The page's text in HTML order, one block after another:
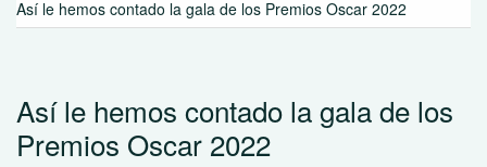
Así le hemos contado la gala de los Premios Oscar 2022
Así le hemos contado la gala de los
Premios Oscar 2022